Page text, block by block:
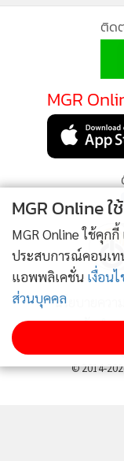
มอบเดือน ธ.ค.) สา
ดอลลาร์ต่อออนซ์ สู่
เรามองว่า ผู้เล่นใน
และโฟลว์ธุรกรรมดั
สำหรับวันนี้ ผู้เล่นใน
ของยูโรโซนว่าจะมี
หรือไม่ โดยหากอัตรา
คงอยู่ในระดับสูงกว่า
หน้าขึ้นดอกเบี้ยได้ถ้า
การขึ้นดอกเบี้ยแล้ว
ตัวลงมากขึ้น ซึ่งอาจ
สู่เป้าหมายได้ในที่สุด
finbiz by ttb
โอกาสเข้าถึง
กรุงไทย หนุน
แม่
ติดตามทรัพย์
MGR Online
MGR Online ใช้คุก
ประสบการณ์คอนเ
แอพพลิเคชั่น เงื่อน
ส่วนบุคคล